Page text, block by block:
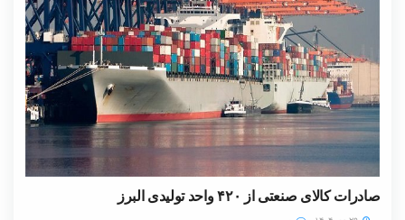
صادرات کالای صنعتی از ۴۲۰ واحد تولیدی البرز